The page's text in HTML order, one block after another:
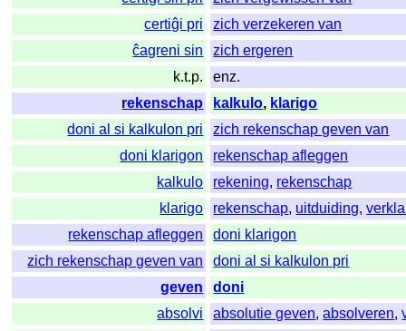
certiĝi pri
zich verzekeren van
ĉagreni sin
zich ergeren
k.t.p.
enz.
rekenschap
kalkulo, klarigo
doni al si kalkulon pri
zich rekenschap geven van
doni klarigon
rekenschap afleggen
kalkulo
rekening, rekenschap
klarigo
rekenschap, uitduiding,
rekenschap afleggen
doni klarigon
zich rekenschap geven van
doni al si kalkulon pri
geven
doni
absolvi
absolutie geven,absolveren,